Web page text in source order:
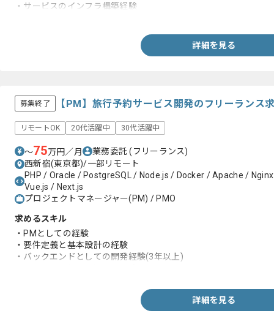
・サービスのインフラ構築経験
・クラウドサービス(特にAWS)に関する知見と実務経験
・インフラ自動化ツールの使用経験
詳細を見る
募集終了 【PM】旅行予約サービス開発のフリーランス
リモートOK 20代活躍中 30代活躍中
〜75万円／月 業務委託(フリーランス)
西新宿(東京都)/一部リモート
PHP / Oracle / PostgreSQL / Node.js / Docker / Apache /
Vue.js / Next.js
プロジェクトマネージャー(PM) / PMO
求めるスキル
・PMとしての経験
・要件定義と基本設計の経験
・バックエンドとしての開発経験(3年以上)
詳細を見る